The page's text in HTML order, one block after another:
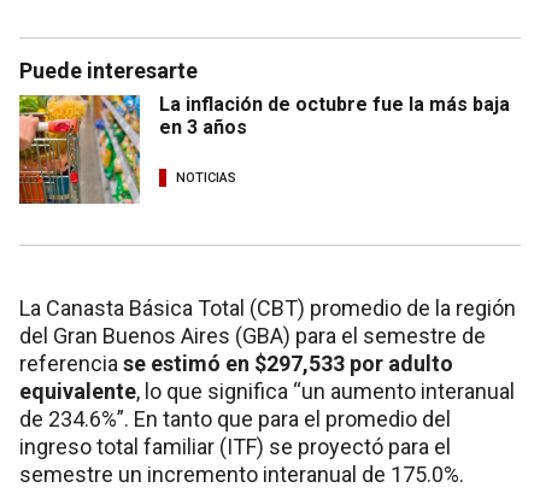
Puede interesarte
La inflación de octubre fue la más baja
en 3 años
NOTICIAS
La Canasta Básica Total (CBT) promedio de la región
del Gran Buenos Aires (GBA) para el semestre de
referencia se estimó en $297,533 por adulto
equivalente, lo que significa “un aumento interanual
de 234.6%”. En tanto que para el promedio del
ingreso total familiar (ITF) se proyectó para el
semestre un incremento interanual de 175.0%.